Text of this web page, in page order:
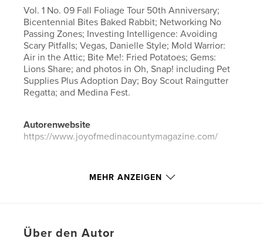
Vol. 1 No. 09 Fall Foliage Tour 50th Anniversary;
Bicentennial Bites Baked Rabbit; Networking No
Passing Zones; Investing Intelligence: Avoiding
Scary Pitfalls; Vegas, Danielle Style; Mold Warrior:
Air in the Attic; Bite Me!: Fried Potatoes; Gems:
Lions Share; and photos in Oh, Snap! including Pet
Supplies Plus Adoption Day; Boy Scout Raingutter
Regatta; and Medina Fest.
Autorenwebsite
https://www.joyofmedinacountymagazine.com/
Eigenschaften und Details
Veröffentlichungsdatum:
MEHR ANZEIGEN
Über den Autor